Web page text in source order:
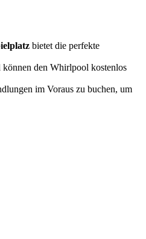
bietet die perfekte
können den Whirlpool kostenlos
im Voraus zu buchen, um